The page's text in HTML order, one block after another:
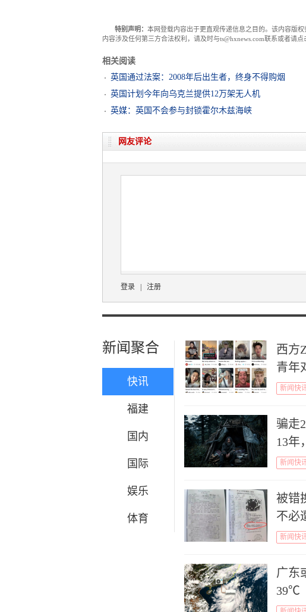
特别声明： 本网登载内容出于更直观传递信息之目的。该内容版
内容涉及任何第三方合法权利，请及时与ts@hxnews.com联系或者请
相关阅读
英国通过法案：2008年后出生者，终身不得购烟
英国计划今年向乌克兰提供12万架无人机
英媒：英国不会参与封锁霍尔木兹海峡
网友评论
登录 注册
新闻聚合
快讯
福建
国内
国际
娱乐
体育
西方
青年
新闻快
骗走
13年
新闻快
被错
不必
新闻快
广东
39℃